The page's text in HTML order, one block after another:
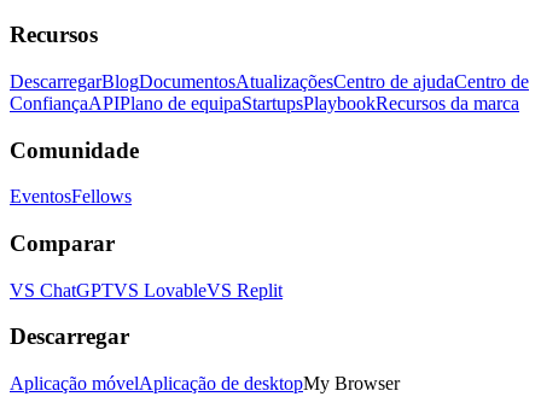
Recursos
DescarregarBlogDocumentosAtualizaçõesCentro de ajudaCentro de
ConfiançaAPIPlano de equipaStartupsPlaybookRecursos da marca
Comunidade
EventosFellows
Comparar
VS ChatGPTVS LovableVS Replit
Descarregar
Aplicação móvelAplicação de desktopMy Browser